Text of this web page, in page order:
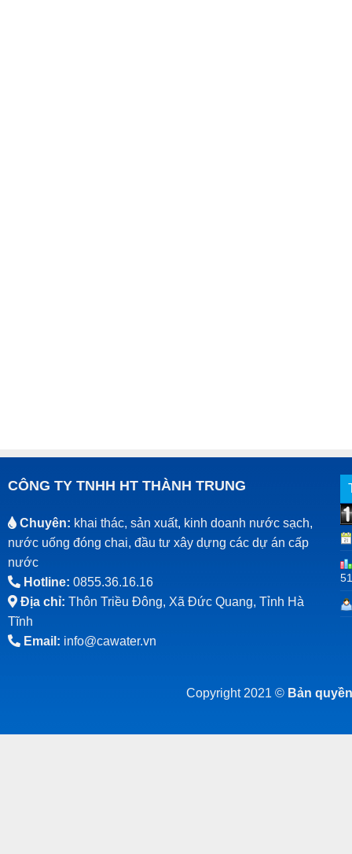
CÔNG TY TNHH HT THÀNH TRUNG
Chuyên: khai thác, sản xuất, kinh doanh nước sạch,
nước uống đóng chai, đầu tư xây dựng các dự án cấp
nước
Hotline: 0855.36.16.16
Địa chỉ: Thôn Triều Đông, Xã Đức Quang, Tỉnh Hà
Tĩnh
Email: info@cawater.vn
Copyright 2021 © Bản